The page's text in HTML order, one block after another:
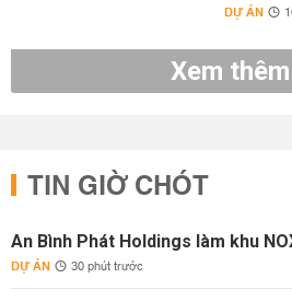
DỰ ÁN
Xem thêm
TIN GIỜ CHÓT
An Bình Phát Holdings làm khu
DỰ ÁN 30 phút trước